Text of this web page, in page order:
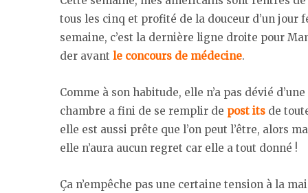
tous les cinq et profité de la douceur d’un
semaine, c’est la dernière ligne droite pour
der avant le concours de médecine.
Comme à son habitude, elle n’a pas dévié
chambre a fini de se remplir de post its de
elle est aussi prête que l’on peut l’être, alors
elle n’aura aucun regret car elle a tout donné !
Ça n’empêche pas une certaine tension à la